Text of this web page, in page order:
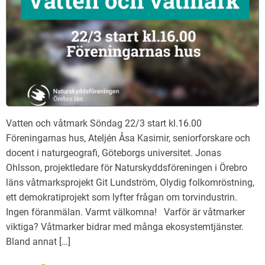
Vatten och våtmark Söndag 22/3 start kl.16.00
Föreningarnas hus, Ateljén Åsa Kasimir, seniorforskare och
docent i naturgeografi, Göteborgs universitet. Jonas
Ohlsson, projektledare för Naturskyddsföreningen i Örebro
läns våtmarksprojekt Git Lundström, Olydig folkomröstning,
ett demokratiprojekt som lyfter frågan om torvindustrin.
Ingen föranmälan. Varmt välkomna! Varför är våtmarker
viktiga? Våtmarker bidrar med många ekosystemtjänster.
Bland annat […]